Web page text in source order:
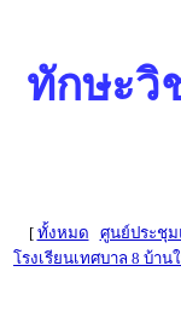
ทักษะวิ
[ ทั้งหมด ศูนย์ประชุม
โรงเรียนเทศบาล 8 บ้าน